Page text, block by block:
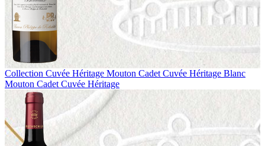
Collection Cuvée Héritage Mouton Cadet Cuvée Héritage Blanc
Mouton Cadet Cuvée Héritage